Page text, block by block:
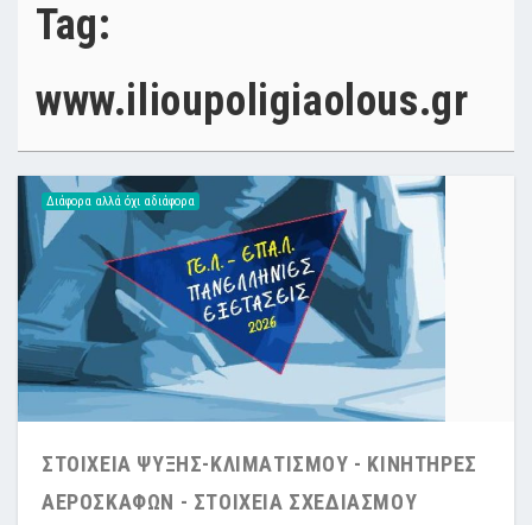
Tag:
www.ilioupoligiaolous.gr
Διάφορα αλλά όχι αδιάφορα
ΣΤΟΙΧΕΙΑ ΨΥΞΗΣ-ΚΛΙΜΑΤΙΣΜΟΥ - ΚΙΝΗΤΗΡΕΣ
ΑΕΡΟΣΚΑΦΩΝ - ΣΤΟΙΧΕΙΑ ΣΧΕΔΙΑΣΜΟΥ